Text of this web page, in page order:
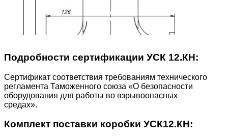
Подробности сертификации УСК 12.КН:
Сертификат cоответствия требованиям технического
регламента Таможенного союза «О безопасности
оборудования для работы во взрывоопасных
средах».
Комплект поставки коробки УСК12.КН: